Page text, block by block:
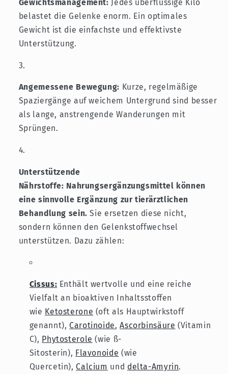
Gewichtsmanagement:
Jedes überflüssige Kilo
belastet die Gelenke enorm. Ein optimales
Gewicht ist die einfachste und effektivste
Unterstützung.
Angemessene Bewegung: Kurze, regelmäßige
Spaziergänge auf weichem Untergrund sind besser
als lange, anstrengende Wanderungen mit
Sprüngen.
Unterstützende
Nährstoffe: Nahrungsergänzungsmittel können
eine sinnvolle Ergänzung zur tierärztlichen
Behandlung sein. Sie ersetzen diese nicht,
sondern können den Gelenkstoffwechsel
unterstützen. Dazu zählen:
Cissus: Enthält wertvolle und eine reiche
Vielfalt an bioaktiven Inhaltsstoffen
wie Ketosterone (oft als Hauptwirkstoff
genannt), Carotinoide, Ascorbinsäure (Vitamin
C), Phytosterole (wie ß-
Sitosterin), Flavonoide (wie
Quercetin), Calcium und delta-Amyrin.